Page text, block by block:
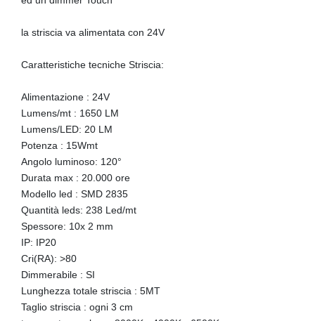
la striscia va alimentata con 24V
Caratteristiche tecniche Striscia:
Alimentazione : 24V
Lumens/mt : 1650 LM
Lumens/LED: 20 LM
Potenza : 15Wmt
Angolo luminoso: 120°
Durata max : 20.000 ore
Modello led : SMD 2835
Quantità leds: 238 Led/mt
Spessore: 10x 2 mm
IP: IP20
Cri(RA): >80
Dimmerabile : SI
Lunghezza totale striscia : 5MT
Taglio striscia : ogni 3 cm